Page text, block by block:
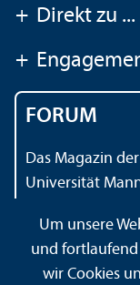
+ Direkt zu ...
+
FORUM
Das Magazin der
Universität
Kontakt
Um unsere
und
wir Cookies